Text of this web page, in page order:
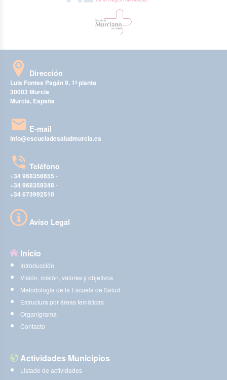
Dirección
Luis Fontes Pagán 9, 1ª planta
30003 Murcia
Murcia, España
E-mail
info@escueladesaludmurcia.es
Teléfono
+34 968356655 -
+34 968359348 -
+34 673992510
Aviso Legal
Inicio
Introducción
Visión, misión, valores y objetivos
Metodología de la Escuela de Salud
Estructura por áreas temáticas
Organigrama
Contacto
Actividades Municipios
Listado de actividades